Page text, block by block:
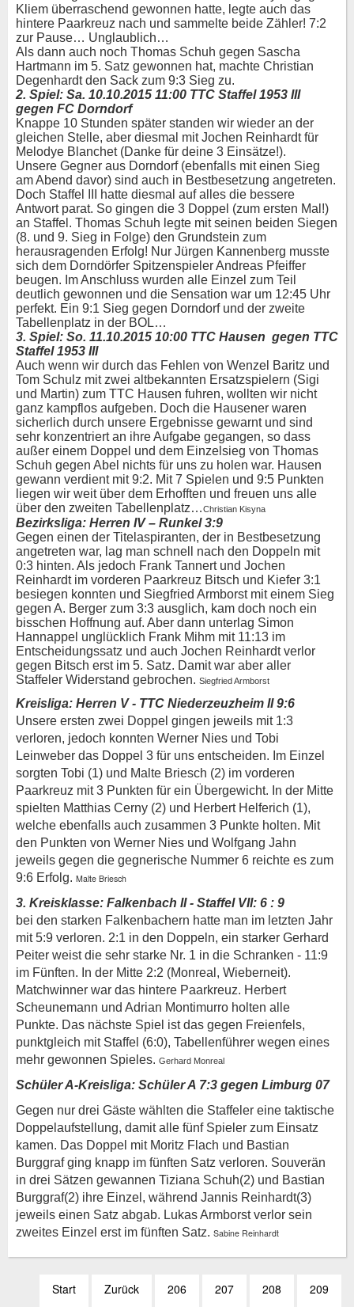
Kliem überraschend gewonnen hatte, legte auch das
hintere Paarkreuz nach und sammelte beide Zähler! 7:2
zur Pause… Unglaublich…
Als dann auch noch Thomas Schuh gegen Sascha
Hartmann im 5. Satz gewonnen hat, machte Christian
Degenhardt den Sack zum 9:3 Sieg zu.
2. Spiel: Sa. 10.10.2015 11:00 TTC Staffel 1953 III
gegen FC Dorndorf
Knappe 10 Stunden später standen wir wieder an der
gleichen Stelle, aber diesmal mit Jochen Reinhardt für
Melodye Blanchet (Danke für deine 3 Einsätze!).
Unsere Gegner aus Dorndorf (ebenfalls mit einen Sieg
am Abend davor) sind auch in Bestbesetzung angetreten.
Doch Staffel III hatte diesmal auf alles die bessere
Antwort parat. So gingen die 3 Doppel (zum ersten Mal!)
an Staffel. Thomas Schuh legte mit seinen beiden Siegen
(8. und 9. Sieg in Folge) den Grundstein zum
herausragenden Erfolg! Nur Jürgen Kannenberg musste
sich dem Dorndörfer Spitzenspieler Andreas Pfeiffer
beugen. Im Anschluss wurden alle Einzel zum Teil
deutlich gewonnen und die Sensation war um 12:45 Uhr
perfekt. Ein 9:1 Sieg gegen Dorndorf und der zweite
Tabellenplatz in der BOL…
3. Spiel: So. 11.10.2015 10:00 TTC Hausen gegen TTC
Staffel 1953 III
Auch wenn wir durch das Fehlen von Wenzel Baritz und
Tom Schulz mit zwei altbekannten Ersatzspielern (Sigi
und Martin) zum TTC Hausen fuhren, wollten wir nicht
ganz kampflos aufgeben. Doch die Hausener waren
sicherlich durch unsere Ergebnisse gewarnt und sind
sehr konzentriert an ihre Aufgabe gegangen, so dass
außer einem Doppel und dem Einzelsieg von Thomas
Schuh gegen Abel nichts für uns zu holen war. Hausen
gewann verdient mit 9:2. Mit 7 Spielen und 9:5 Punkten
liegen wir weit über dem Erhofften und freuen uns alle
über den zweiten Tabellenplatz…Christian Kisyna
Bezirksliga: Herren IV – Runkel 3:9
Gegen einen der Titelaspiranten, der in Bestbesetzung
angetreten war, lag man schnell nach den Doppeln mit
0:3 hinten. Als jedoch Frank Tannert und Jochen
Reinhardt im vorderen Paarkreuz Bitsch und Kiefer 3:1
besiegen konnten und Siegfried Armborst mit einem Sieg
gegen A. Berger zum 3:3 ausglich, kam doch noch ein
bisschen Hoffnung auf. Aber dann unterlag Simon
Hannappel unglücklich Frank Mihm mit 11:13 im
Entscheidungssatz und auch Jochen Reinhardt verlor
gegen Bitsch erst im 5. Satz. Damit war aber aller
Staffeler Widerstand gebrochen. Siegfried Armborst
Kreisliga: Herren V - TTC Niederzeuzheim II 9:6
Unsere ersten zwei Doppel gingen jeweils mit 1:3
verloren, jedoch konnten Werner Nies und Tobi
Leinweber das Doppel 3 für uns entscheiden. Im Einzel
sorgten Tobi (1) und Malte Briesch (2) im vorderen
Paarkreuz mit 3 Punkten für ein Übergewicht. In der Mitte
spielten Matthias Cerny (2) und Herbert Helferich (1),
welche ebenfalls auch zusammen 3 Punkte holten. Mit
den Punkten von Werner Nies und Wolfgang Jahn
jeweils gegen die gegnerische Nummer 6 reichte es zum
9:6 Erfolg. Malte Briesch
3. Kreisklasse: Falkenbach II - Staffel VII: 6 : 9
bei den starken Falkenbachern hatte man im letzten Jahr
mit 5:9 verloren. 2:1 in den Doppeln, ein starker Gerhard
Peiter weist die sehr starke Nr. 1 in die Schranken - 11:9
im Fünften. In der Mitte 2:2 (Monreal, Wieberneit).
Matchwinner war das hintere Paarkreuz. Herbert
Scheunemann und Adrian Montimurro holten alle
Punkte. Das nächste Spiel ist das gegen Freienfels,
punktgleich mit Staffel (6:0), Tabellenführer wegen eines
mehr gewonnen Spieles. Gerhard Monreal
Schüler A-Kreisliga: Schüler A 7:3 gegen Limburg 07
Gegen nur drei Gäste wählten die Staffeler eine taktische
Doppelaufstellung, damit alle fünf Spieler zum Einsatz
kamen. Das Doppel mit Moritz Flach und Bastian
Burggraf ging knapp im fünften Satz verloren. Souverän
in drei Sätzen gewannen Tiziana Schuh(2) und Bastian
Burggraf(2) ihre Einzel, während Jannis Reinhardt(3)
jeweils einen Satz abgab. Lukas Armborst verlor sein
zweites Einzel erst im fünften Satz. Sabine Reinhardt
Start Zurück 206 207 208 209